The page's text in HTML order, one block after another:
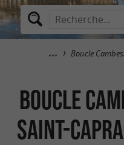
Boucle
Boucle
Saint-